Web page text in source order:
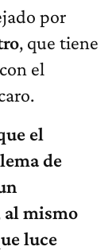
por
, que tiene
el
el
de
al mismo
luce